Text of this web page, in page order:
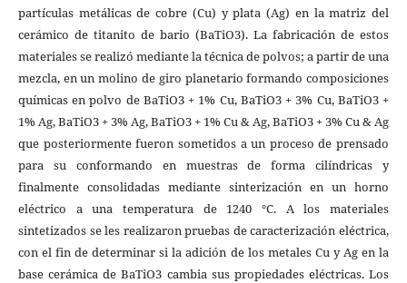
partículas metálicas de cobre (Cu) y plata (Ag) en la matriz del
cerámico de titanito de bario (BaTiO3). La fabricación de estos
materiales se realizó mediante la técnica de polvos; a partir de una
mezcla, en un molino de giro planetario formando composiciones
químicas en polvo de BaTiO3 + 1% Cu, BaTiO3 + 3% Cu, BaTiO3 +
1% Ag, BaTiO3 + 3% Ag, BaTiO3 + 1% Cu & Ag, BaTiO3 + 3% Cu & Ag
que posteriormente fueron sometidos a un proceso de prensado
para su conformando en muestras de forma cilíndricas y
finalmente consolidadas mediante sinterización en un horno
eléctrico a una temperatura de 1240 °C. A los materiales
sintetizados se les realizaron pruebas de caracterización eléctrica,
con el fin de determinar si la adición de los metales Cu y Ag en la
base cerámica de BaTiO3 cambia sus propiedades eléctricas. Los